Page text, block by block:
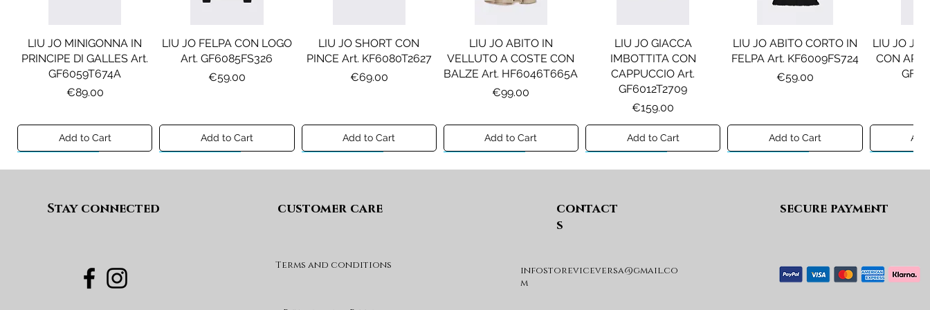
LIU JO MINIGONNA IN
PRINCIPE DI GALLES Art.
GF6059T674A
Price
€89.00
Add to Cart
LIU JO FELPA CON LOGO
Art. GF6085FS326
Price
€59.00
Add to Cart
LIU JO SHORT CON
PINCE Art. KF6080T2627
Price
€69.00
Add to Cart
LIU JO ABITO IN
VELLUTO A COSTE CON
BALZE Art. HF6046T665A
Price
€99.00
Add to Cart
LIU JO GIACCA
IMBOTTITA CON
CAPPUCCIO Art.
GF6012T2709
Price
€159.00
Add to Cart
LIU JO ABITO CORTO IN
FELPA Art. KF6009FS724
Price
€59.00
Add to Cart
LIU JO
CON
DIESEL JEANS MOD. D-
DEVON-J SP1 Art.
DIESEL GONNA MOD.
DIESEL MAGLIA MOD.
DIESEL GIACCA MOD.
JSIPB Art. K00835KXBVC
DIESEL GIACCA MOD.
DIESEL GIACCA MOD.
JELKYM Art.
MAISON MARGIELA
FELPA MOD. MM6S144U
MAX&CO. GILET MOD.
Stay connected customer care
Terms and conditions
contact
s
infostoreviceversa@gmail.co
m
secure payment